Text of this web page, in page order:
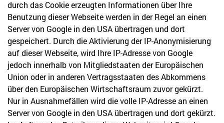
durch das Cookie erzeugten Informationen über Ihre
Benutzung dieser Webseite werden in der Regel an einen
Server von Google in den USA übertragen und dort
gespeichert. Durch die Aktivierung der IP-Anonymisierung
auf dieser Webseite, wird Ihre IP-Adresse von Google
jedoch innerhalb von Mitgliedstaaten der Europäischen
Union oder in anderen Vertragsstaaten des Abkommens
über den Europäischen Wirtschaftsraum zuvor gekürzt.
Nur in Ausnahmefällen wird die volle IP-Adresse an einen
Server von Google in den USA übertragen und dort gekürzt.